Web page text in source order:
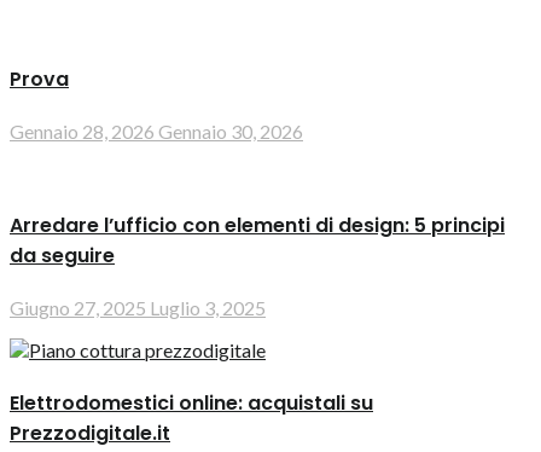
Prova
Gennaio 28, 2026 Gennaio 30, 2026
Arredare l’ufficio con elementi di design: 5 principi
da seguire
Giugno 27, 2025 Luglio 3, 2025
Elettrodomestici online: acquistali su
Prezzodigitale.it